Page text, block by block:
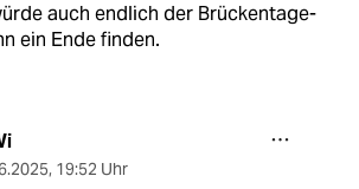
auch endlich der Brückentage-
ein Ende finden.
, 19:52 Uhr